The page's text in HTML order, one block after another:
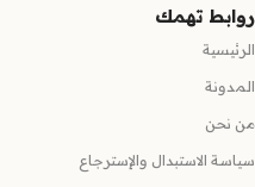
روابط تهمك
الرئيسية
المدونة
من نحن
سياسة الاستبدال والإسترجاع